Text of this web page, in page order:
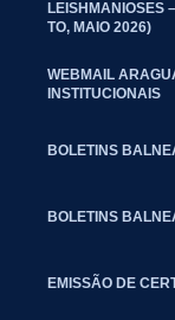
LEISHMANIOSES
TO, MAIO 2026)
WEBMAIL
INSTITUCIONAIS
BOLETINS
BOLETINS
EMISSÃO DE